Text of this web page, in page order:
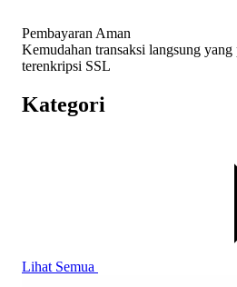
Pembayaran Aman
Kemudahan transaksi langsung
terenkripsi SSL
Kategori
Lihat Semua